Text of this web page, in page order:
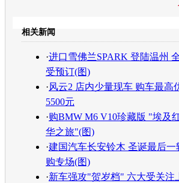
相关新闻
·进口雪佛兰SPARK 登陆温州
受预订(图)
·风云2 店内少量现车 购车最高
5500元
·购BMW M6 V10珍藏版 "埃及
华之旅"(图)
·建国汽车长安铃木 圣诞最后一
购专场(图)
·新车强攻"贺岁档" 六大受关注